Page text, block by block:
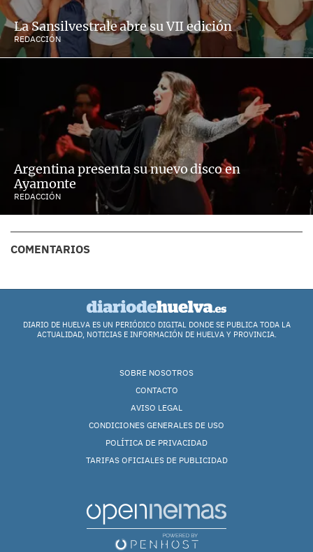
La Sansilvestrale abre su VII edición
REDACCIÓN
Argentina presenta su nuevo disco en
Ayamonte
REDACCIÓN
COMENTARIOS
DIARIO DE HUELVA ES UN PERIÓDICO DIGITAL DONDE SE PUBLICA TODA LA
ACTUALIDAD, NOTICIAS E INFORMACIÓN DE HUELVA Y PROVINCIA.
SOBRE NOSOTROS
CONTACTO
AVISO LEGAL
CONDICIONES GENERALES DE USO
POLÍTICA DE PRIVACIDAD
TARIFAS OFICIALES DE PUBLICIDAD